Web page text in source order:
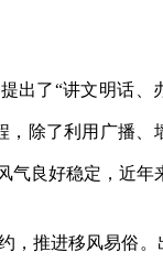
出了“讲文明话
，除了利用广播
气良好稳定，近年
，推进移风易俗